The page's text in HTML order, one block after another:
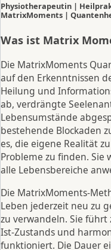
Physiotherapeutin |
MatrixMoments |
Was ist Matrix
Die MatrixMoments
auf den Erkenntnissen
Heilung und
ab, verdrängte
Lebensumstände
bestehende Blockaden
es, die eigene Realität
Probleme zu finden.
alle Lebensbereiche
Die MatrixMoments-
Leben jederzeit neu zu
zu verwandeln. Sie
Ist-Zustands und
funktioniert. Die Dauer